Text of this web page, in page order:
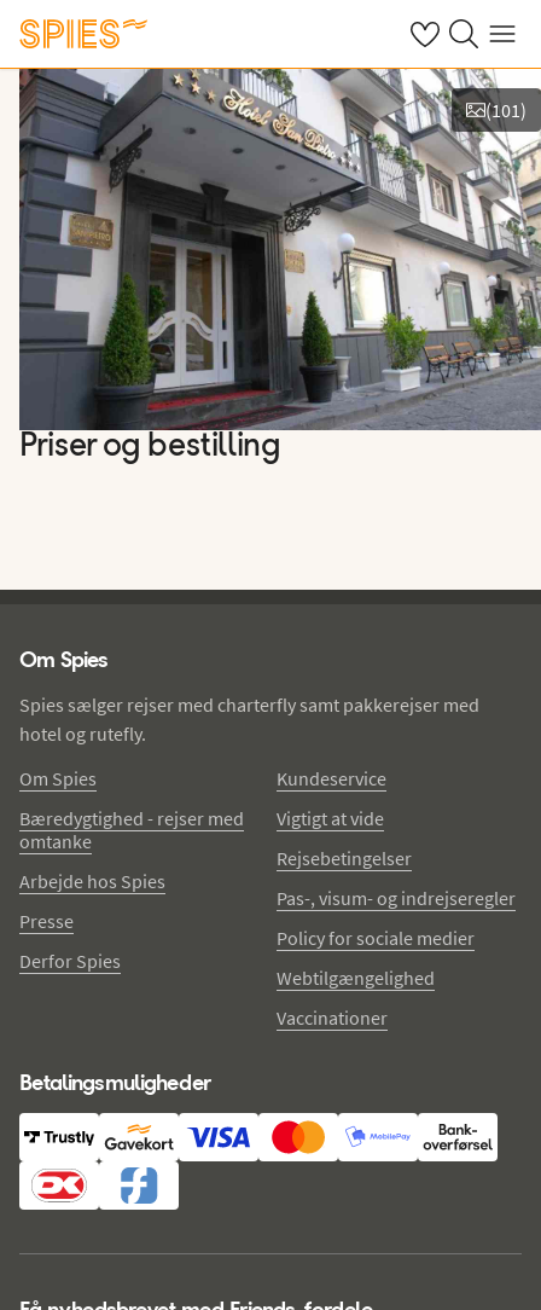
Se dine gemte
Søg påMenu
Vis billeder
(101)
Priser og bestilling
Om Spies
Spies sælger rejser med charterfly samt pakkerejser med
hotel og rutefly.
Om Spies
Bæredygtighed - rejser med
omtanke
Arbejde hos Spies
Presse
Derfor Spies
Kundeservice
Vigtigt at vide
Rejsebetingelser
Pas-, visum- og indrejseregler
Policy for sociale medier
Webtilgængelighed
Vaccinationer
Betalingsmuligheder